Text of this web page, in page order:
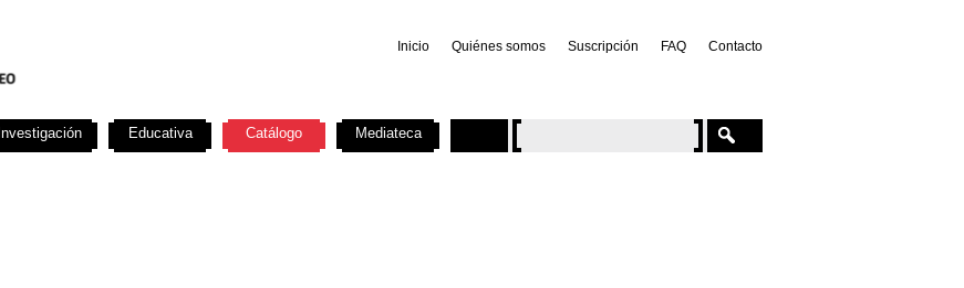
Inicio Quiénes somos Suscripción FAQ Contacto
Investigación Educativa Catálogo Mediateca